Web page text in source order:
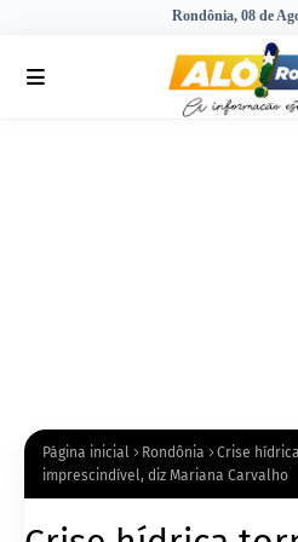
Rondônia, 08 de
Página inicial Rondônia
Crise
imprescindível, diz Mariana Carvalho